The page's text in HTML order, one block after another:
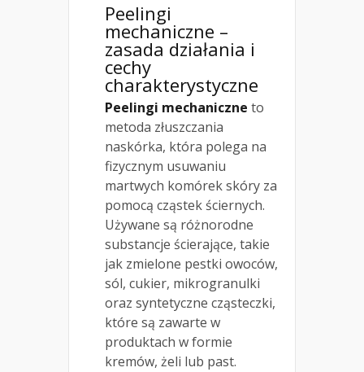
Peelingi
mechaniczne –
zasada działania i
cechy
charakterystyczne
Peelingi mechaniczne to
metoda złuszczania
naskórka, która polega na
fizycznym usuwaniu
martwych komórek skóry za
pomocą cząstek ściernych.
Używane są różnorodne
substancje ścierające, takie
jak zmielone pestki owoców,
sól, cukier, mikrogranulki
oraz syntetyczne cząsteczki,
które są zawarte w
produktach w formie
kremów, żeli lub past.